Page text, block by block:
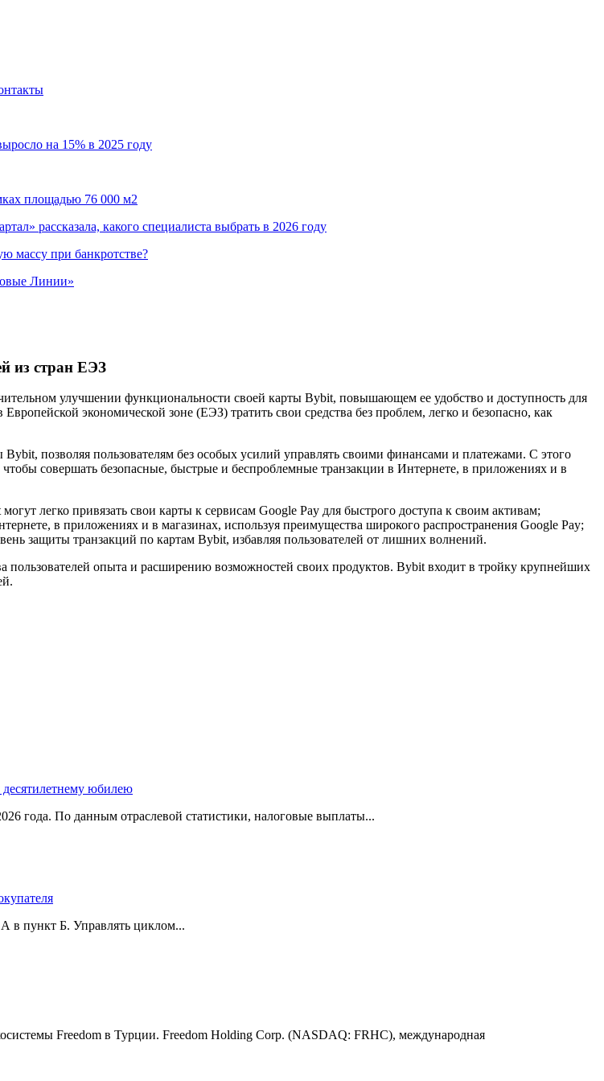
на 15% в 2025 году
площадью 76 000 м2
рассказала, какого специалиста выбрать в 2026 году
массу при банкротстве?
Линии»
из стран ЕЭЗ
улучшении функциональности своей карты Bybit, повышающем ее удобство и доступность для
экономической зоне (ЕЭЗ) тратить свои средства без проблем, легко и безопасно, как
позволяя пользователям без особых усилий управлять своими финансами и платежами. С этого
совершать безопасные, быстрые и беспроблемные транзакции в Интернете, в приложениях и в
легко привязать свои карты к сервисам Google Pay для быстрого доступа к своим активам;
в приложениях и в магазинах, используя преимущества широкого распространения Google Pay;
защиты транзакций по картам Bybit, избавляя пользователей от лишних волнений.
опыта и расширению возможностей своих продуктов. Bybit входит в тройку крупнейших
десятилетнему юбилею
года. По данным отраслевой статистики, налоговые выплаты...
А в пункт Б. Управлять циклом...
Freedom в Турции. Freedom Holding Corp. (NASDAQ: FRHC), международная